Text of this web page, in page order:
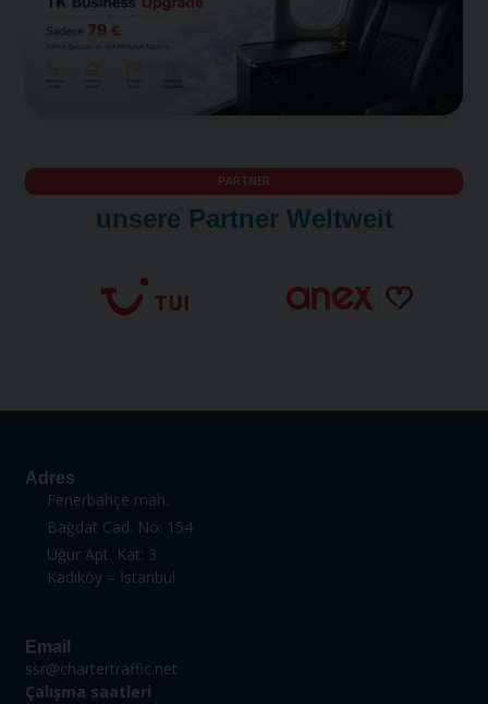
PARTNER
unsere Partner Weltweit
Adres
Fenerbahçe mah.
Bağdat Cad. No: 154
Uğur Apt. Kat: 3
Kadıköy – İstanbul
Email
ssr@chartertraffic.net
Çalıșma saatleri